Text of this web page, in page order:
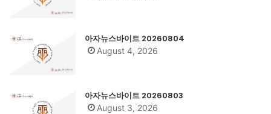
아자뉴스바이트 20260804
August 4, 2026
아자뉴스바이트 20260803
August 3, 2026